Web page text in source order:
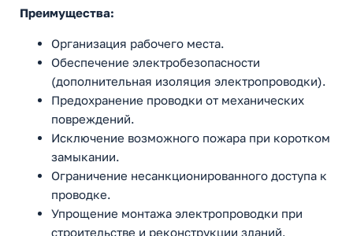
Преимущества:
Организация рабочего места.
Обеспечение электробезопасности
(дополнительная изоляция электропроводки).
Предохранение проводки от механических
повреждений.
Исключение возможного пожара при коротком
замыкании.
Ограничение несанкционированного доступа к
проводке.
Упрощение монтажа электропроводки при
строительстве и реконструкции зданий.